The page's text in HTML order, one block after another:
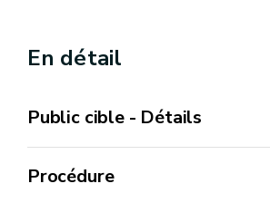
En détail
Public cible - Détails
Procédure